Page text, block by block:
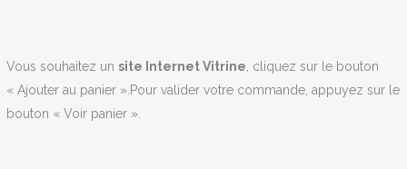
Vous souhaitez un site Internet Vitrine, cliquez sur le bouton
« Ajouter au panier ».Pour valider votre commande, appuyez sur le
bouton « Voir panier ».